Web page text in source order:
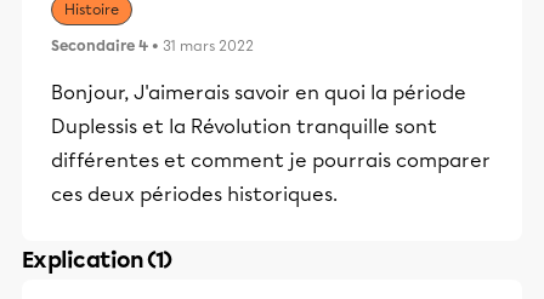
Histoire
Secondaire 4 • 31 mars 2022
Bonjour, J'aimerais savoir en quoi la période
Duplessis et la Révolution tranquille sont
différentes et comment je pourrais comparer
ces deux périodes historiques.
Explication (1)